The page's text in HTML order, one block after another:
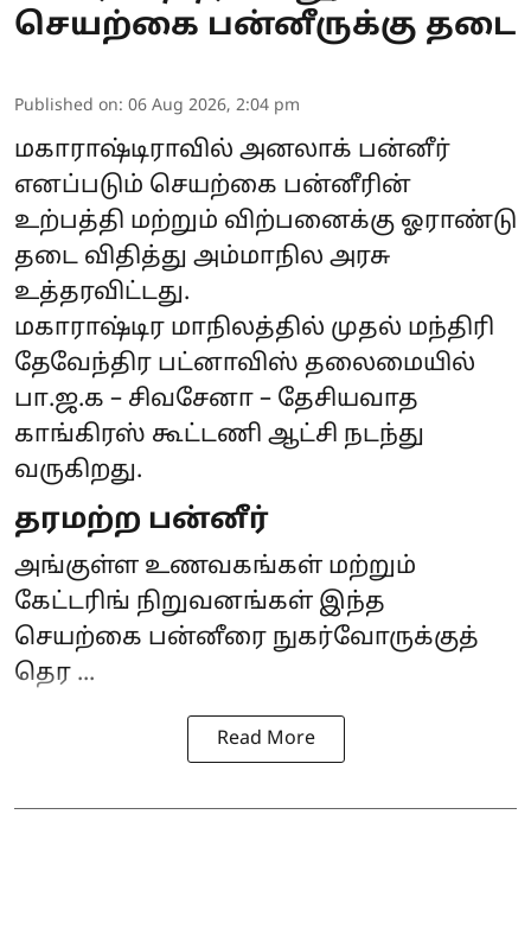
செயற்கை பன்னீருக்கு தடை
Published on: 06 Aug 2026, 2:04 pm
மகாராஷ்டிராவில் அனலாக் பன்னீர்
எனப்படும் செயற்கை பன்னீரின்
உற்பத்தி மற்றும் விற்பனைக்கு ஓராண்டு
தடை விதித்து அம்மாநில அரசு
உத்தரவிட்டது.
மகாராஷ்டிர மாநிலத்தில் முதல் மந்திரி
தேவேந்திர பட்னாவிஸ் தலைமையில்
பா.ஜ.க – சிவசேனா – தேசியவாத
காங்கிரஸ் கூட்டணி ஆட்சி நடந்து
வருகிறது.
தரமற்ற பன்னீர்
அங்குள்ள உணவகங்கள் மற்றும்
கேட்டரிங் நிறுவனங்கள் இந்த
செயற்கை பன்னீரை நுகர்வோருக்குத்
தெர ...
Read More